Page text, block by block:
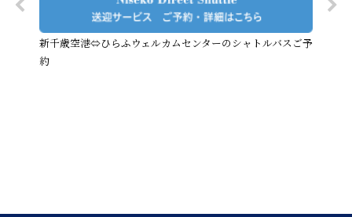
新千歳空港⇔ひらふウェルカムセンターのシャトルバスご予
約